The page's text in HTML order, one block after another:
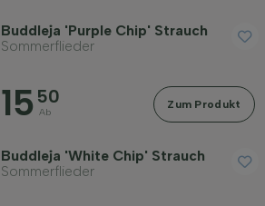
Buddleja 'Purple Chip' Strauch
Sommerflieder
15 50
Ab
Zum Produkt
Buddleja 'White Chip' Strauch
Sommerflieder